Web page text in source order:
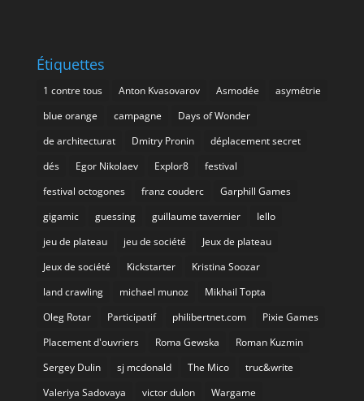
Étiquettes
1 contre tous Anton Kvasovarov Asmodée
asymétrie
blue orange
campagne
Days of Wonder
de architecturat
Dmitry Pronin
déplacement secret
dés
Egor Nikolaev Explor8
festival
festival octogones
franz couderc
Garphill Games
gigamic
guessing guillaume tavernier
Iello
jeu de plateau
jeu de société
Jeux de plateau
Jeux de société
Kickstarter
Kristina Soozar
land crawling
michael munoz
Mikhail Topta
Oleg Rotar
Participatif philibertnet.com
Pixie Games
Placement d'ouvriers
Roma Gewska
Roman Kuzmin
Sergey Dulin
sj mcdonald The Mico
truc&write
Valeriya Sadovaya
victor dulon
Wargame